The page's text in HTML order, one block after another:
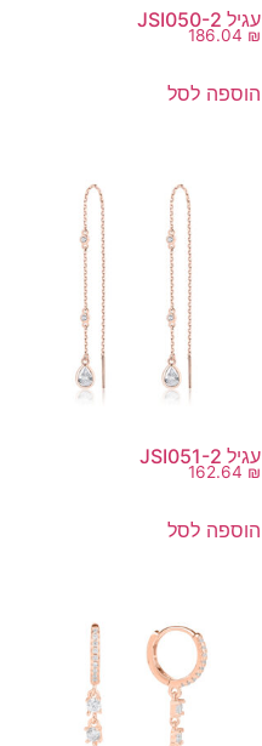
עגיל JSI050-2
186.04 ₪
הוספה לסל
עגיל JSI051-2
162.64 ₪
הוספה לסל